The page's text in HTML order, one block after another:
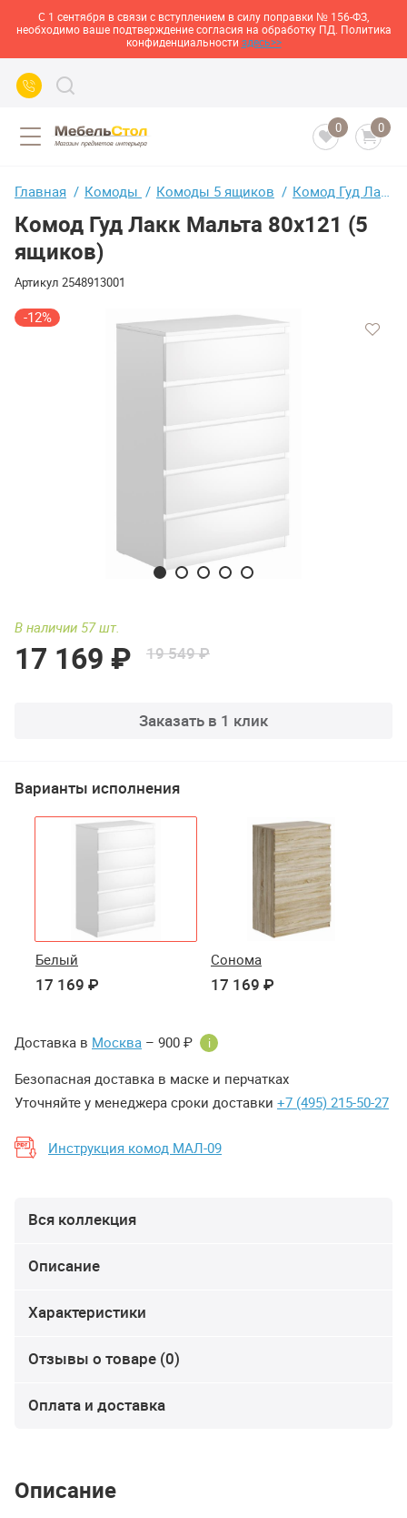
С 1 сентября в связи с вступлением в силу поправки № 156-ФЗ,
необходимо ваше подтверждение согласия на обработку ПД. Политика
конфиденциальности здесь>>
0 0
Главная Комоды Комоды 5 ящиков Комод Гуд Лакк Мальта 80х121 (5 ящиков)
Комод Гуд Лакк Мальта 80х121 (5
ящиков)
Артикул 2548913001
-12%
В наличии 57 шт.
17 169 ₽ 19 549 ₽
Заказать в 1 клик
Варианты исполнения
Белый
17 169 ₽
Сонома
17 169 ₽
Доставка в Москва – 900 ₽ i
Безопасная доставка в маске и перчатках
Уточняйте у менеджера сроки доставки +7 (495) 215-50-27
Инструкция комод МАЛ-09
Вся коллекция
Описание
Характеристики
Отзывы о товаре (0)
Оплата и доставка
Описание